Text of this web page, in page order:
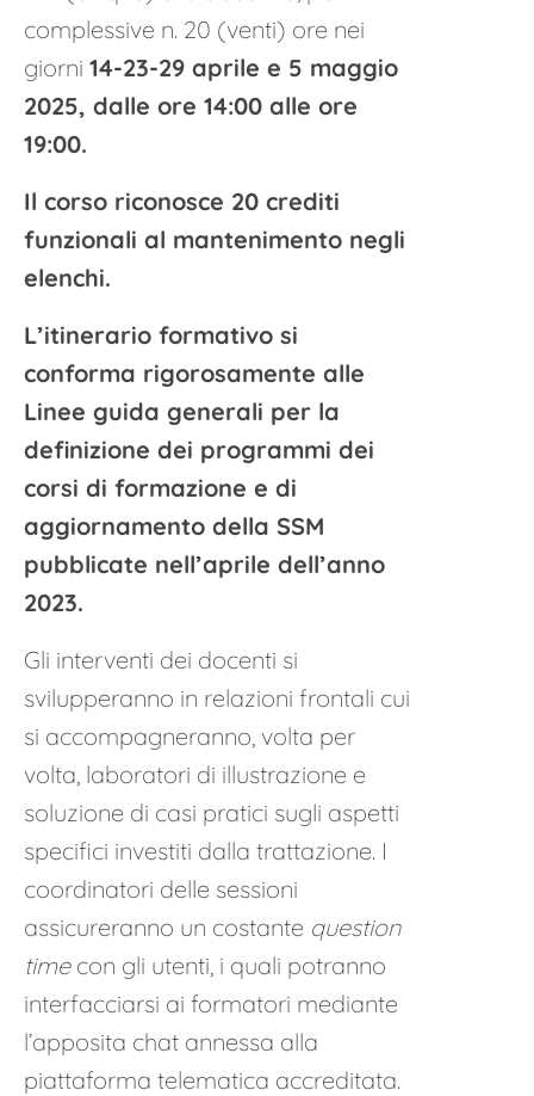
complessive n. 20 (venti) ore nei
giorni 14-23-29 aprile e 5 maggio
2025, dalle ore 14:00 alle ore
19:00.
Il corso riconosce 20 crediti
funzionali al mantenimento negli
elenchi.
L’itinerario formativo si
conforma rigorosamente alle
Linee guida generali per la
definizione dei programmi dei
corsi di formazione e di
aggiornamento della SSM
pubblicate nell’aprile dell’anno
2023.
Gli interventi dei docenti si
svilupperanno in relazioni frontali cui
si accompagneranno, volta per
volta, laboratori di illustrazione e
soluzione di casi pratici sugli aspetti
specifici investiti dalla trattazione. I
coordinatori delle sessioni
assicureranno un costante question
timecon gli utenti, i quali potranno
interfacciarsi ai formatori mediante
l’apposita chat annessa alla
piattaforma telematica accreditata.